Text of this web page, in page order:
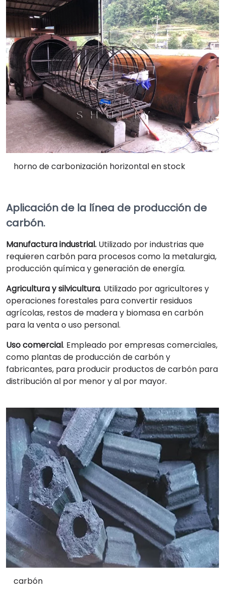
horno de carbonización horizontal en stock
Aplicación de la línea de producción de
carbón.
Manufactura industrial. Utilizado por industrias que
requieren carbón para procesos como la metalurgia,
producción química y generación de energía.
Agricultura y silvicultura. Utilizado por agricultores y
operaciones forestales para convertir residuos
agrícolas, restos de madera y biomasa en carbón
para la venta o uso personal.
Uso comercial. Empleado por empresas comerciales,
como plantas de producción de carbón y
fabricantes, para producir productos de carbón para
distribución al por menor y al por mayor.
carbón